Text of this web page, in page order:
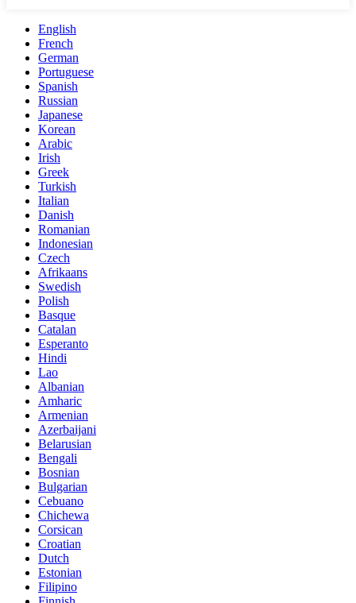
English
French
German
Portuguese
Spanish
Russian
Japanese
Korean
Arabic
Irish
Greek
Turkish
Italian
Danish
Romanian
Indonesian
Czech
Afrikaans
Swedish
Polish
Basque
Catalan
Esperanto
Hindi
Lao
Albanian
Amharic
Armenian
Azerbaijani
Belarusian
Bengali
Bosnian
Bulgarian
Cebuano
Chichewa
Corsican
Croatian
Dutch
Estonian
Filipino